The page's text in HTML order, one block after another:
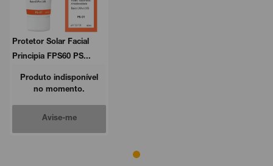
Protetor Solar Facial
Principia FPS60 PS...
Produto indisponível
no momento.
Avise-me